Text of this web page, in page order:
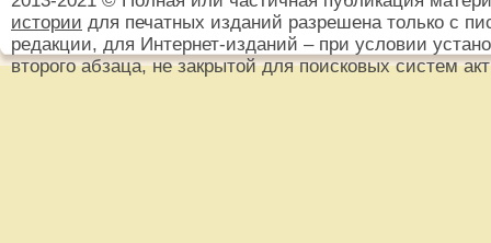
истории для печатных изданий разрешена только с
редакции, для Интернет-изданий – при условии
второго абзаца, не закрытой для поисковых систем